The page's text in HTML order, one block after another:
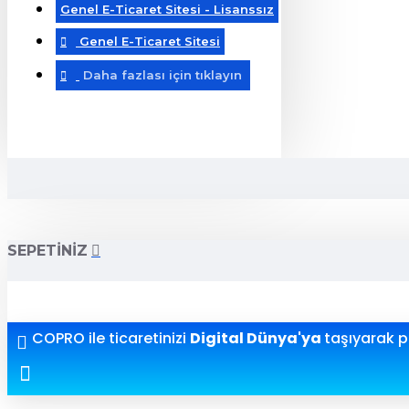
Genel E-Ticaret Sitesi - Lisanssız
Genel E-Ticaret Sitesi
Daha fazlası için tıklayın
SEPETINIZ
COPRO ile ticaretinizi Digital Dünya'ya taşıyarak